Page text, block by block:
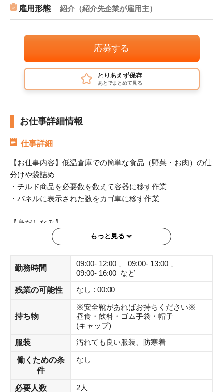
雇用形態 紹介（紹介先企業が雇用主）
応募する
とりあえず保存
あとでまとめて見る
お仕事詳細情報
仕事詳細
【お仕事内容】低温倉庫での簡単な食品（野菜・お肉）の仕
分けや袋詰め
・チルド商品を必要数を数えて容器に移す作業
・パネルに表示された数をカゴ車に移す作業
【身だしなみ】
寒いので防寒着を着用してください。
※安全靴は必須です。ない場合は就業が出来ません。
もっと見る
勤務時間
09:00- 12:00 、 09:00- 13:00 、
09:00- 16:00 など
残業の可能性
なし : 00:00
持ち物
※安全靴があればお持ちください※
昼食・飲料・ゴム手袋・帽子
(キャップ)
服装
汚れても良い服装、防寒着
働くための条
件
なし
必要人数 2人